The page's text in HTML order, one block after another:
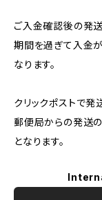
ご入金確認後の発送
期間を過ぎて入金
なります。
クリックポストで発
郵便局からの発送
となります。